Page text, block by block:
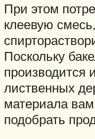
При этом
клеевую
Поскольку
производится
лиственных
материала вам
подобрать